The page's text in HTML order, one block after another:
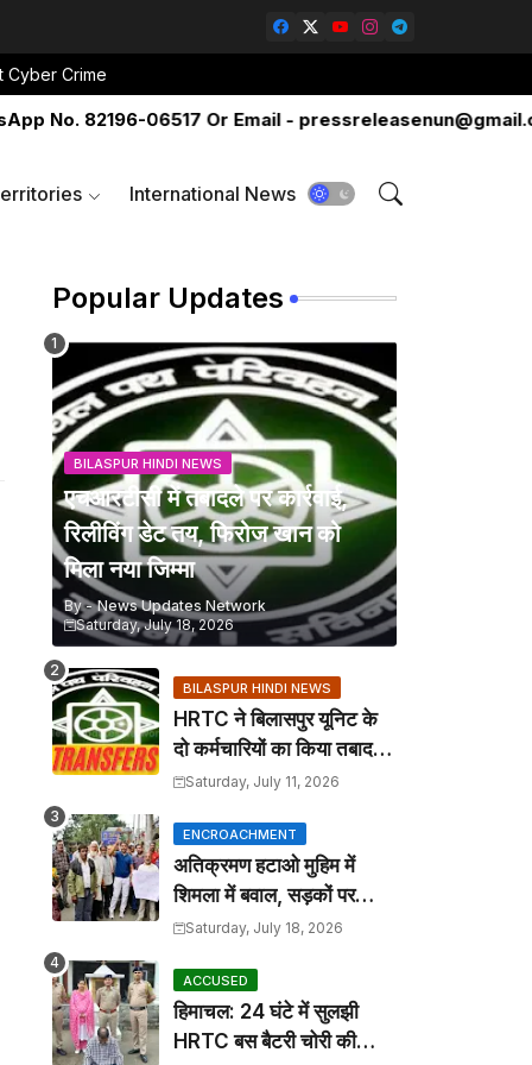
Cyber Crime
82196-06517 Or Email - pressreleasenun@gmail.com
International News
Popular Updates
BILASPUR HINDI NEWS
एचआरटीसी में तबादले पर कार्रवाई,
रिलीविंग डेट तय, फिरोज खान को
मिला नया जिम्मा
By - News Updates Network
Saturday, July 18, 2026
BILASPUR HINDI NEWS
HRTC ने बिलासपुर यूनिट के
दो कर्मचारियों का किया तबादला,
कार्यालय आदेश जारी
Saturday, July 11, 2026
ENCROACHMENT
अतिक्रमण हटाओ मुहिम में
शिमला में बवाल, सड़कों पर
कटोरा लेकर उतरे तहबाजारी
Saturday, July 18, 2026
ACCUSED
हिमाचल: 24 घंटे में सुलझी
HRTC बस बैटरी चोरी की